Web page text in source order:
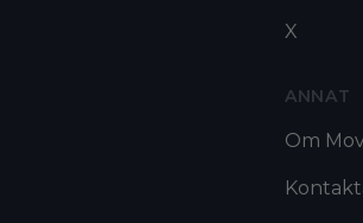
X
ANNAT
Om